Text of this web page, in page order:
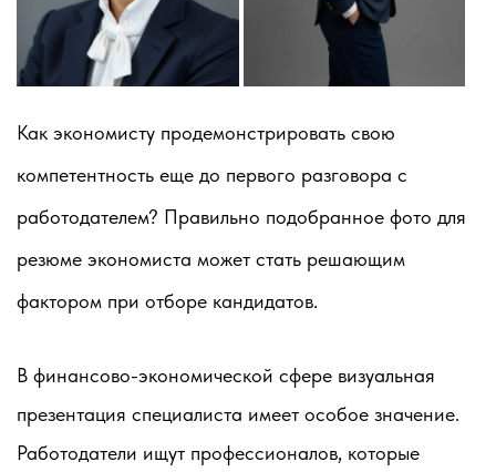
Как экономисту продемонстрировать свою
компетентность еще до первого разговора с
работодателем? Правильно подобранное фото для
резюме экономиста может стать решающим
фактором при отборе кандидатов.
В финансово-экономической сфере визуальная
презентация специалиста имеет особое значение.
Работодатели ищут профессионалов, которые